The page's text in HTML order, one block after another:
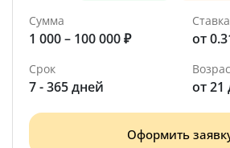
Сумма
1 000 – 100 000 ₽
Ставка
от
Срок
7 - 365 дней от 21
Оформить